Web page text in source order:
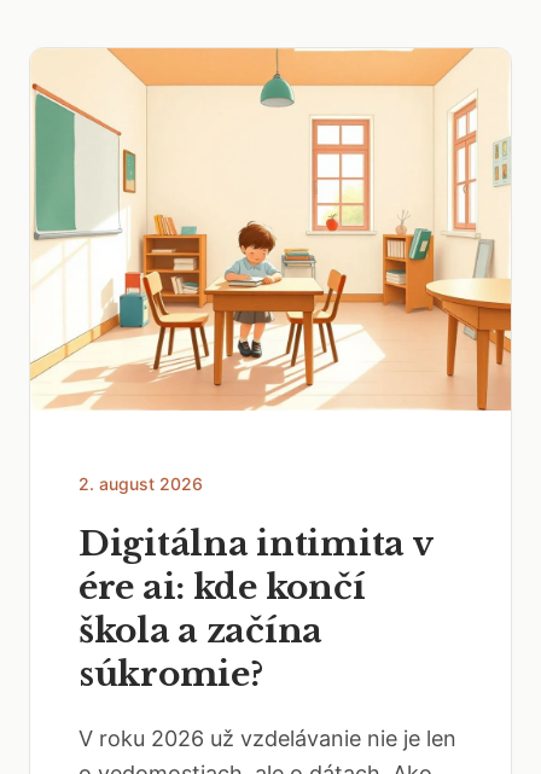
2. august 2026
Digitálna intimita v
ére ai: kde končí
škola a začína
súkromie?
V roku 2026 už vzdelávanie nie je len